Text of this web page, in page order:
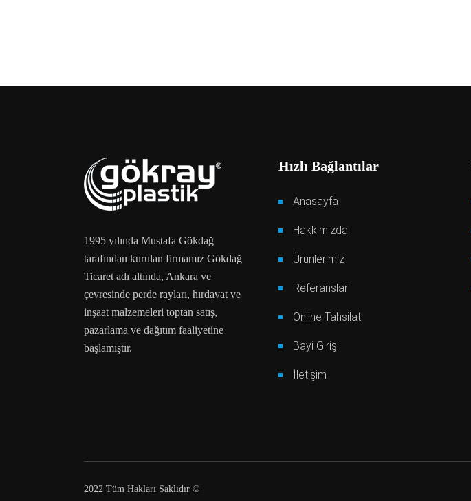
1995 yılında Mustafa Gökdağ
tarafından kurulan firmamız Gökdağ
Ticaret adı altında, Ankara ve
çevresinde perde rayları, hırdavat ve
inşaat malzemeleri toptan satış,
pazarlama ve dağıtım faaliyetine
başlamıştır.
Hızlı Bağlantılar
Anasayfa
Hakkımızda
Ürünlerimiz
Referanslar
Online Tahsilat
Bayi Girişi
İletişim
2022 Tüm Hakları Saklıdır ©